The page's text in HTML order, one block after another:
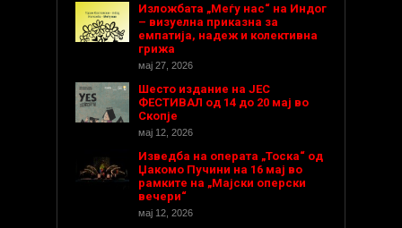
Изложбата „Меѓу нас“ на Индог
– визуелна приказна за
емпатија, надеж и колективна
грижа
мај 27, 2026
Шесто издание на ЈЕС
ФЕСТИВАЛ од 14 до 20 мај во
Скопје
мај 12, 2026
Изведба на операта „Тоска“ од
Џакомо Пучини на 16 мај во
рамките на „Мајски оперски
вечери“
мај 12, 2026